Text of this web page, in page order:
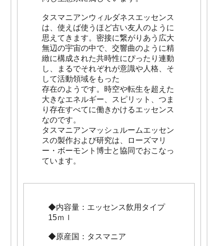
タスマニアンウィルダネスエッセンス
は、使えば使うほど古い友人のように
思えてきます。密接に繋がりあう広大
無辺の宇宙の中で、交響曲のように精
緻に構成された共時性にぴったり連動
し、まるでそれぞれが意識や人格、そ
して活動領域をもった
存在のようです。時空や転生を超えた
大きなエネルギー、スピリット、つま
り存在すべてに働きかけるエッセンス
なのです。
タスマニアンマッシュルームエッセン
スの製作および研究は、ローズマリ
ー・ボーモント博士と協同でおこなっ
ています。
◆内容量：エッセンス飲用タイプ
15ｍｌ
◆原産国：タスマニア